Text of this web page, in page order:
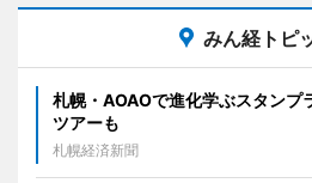
みん経トピ
札幌・AOAOで進化学ぶスタン
ツアーも
札幌経済新聞